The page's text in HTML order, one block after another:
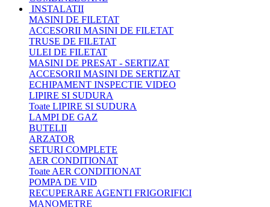
INSTALATII
MASINI DE FILETAT
ACCESORII MASINI DE FILETAT
TRUSE DE FILETAT
ULEI DE FILETAT
MASINI DE PRESAT - SERTIZAT
ACCESORII MASINI DE SERTIZAT
ECHIPAMENT INSPECTIE VIDEO
LIPIRE SI SUDURA
Toate LIPIRE SI SUDURA
LAMPI DE GAZ
BUTELII
ARZATOR
SETURI COMPLETE
AER CONDITIONAT
Toate AER CONDITIONAT
POMPA DE VID
RECUPERARE AGENTI FRIGORIFICI
MANOMETRE